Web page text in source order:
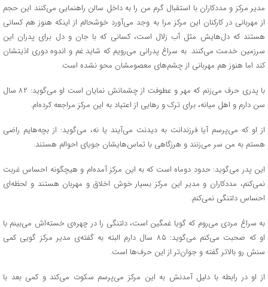
مدیر مرکز و مددکاران با استقبال گرم من را به داخل سالن راهنمایی می‌کنند این حجم
از مهربانی در کارکنان این مرکز مرا به وجد می‌آورد خوشحالم از اینکه هنوز هم کسانی
هستند که دل‌هایش مثل آب زلال است، کسانی که با جان و دل برای پدران این
سرزمین خدمت می‌کنند. به سراغ پدرانی می‌رویم که شاید غم و اندوه دوری اذیتشان
کند اما هنوز هم مهربانی از چشم‌های معصومشان محو نشده است.
با پدری حرف می‌زنم که مهر و عطوفت از چشمانش نمایان است او می‌گوید: ۸۲ سال
سن دارم و اهل میانه، برای ترک و رهایی از اعتیاد به این مرکز مراجعه کرده‌ام.
از او که می‌پرسم آیا فرزندانت به دیدنت می‌آیند یا نه، می‌گوید: از بچه‌هایم راضی
هستم به من سر می‌زنند و هرزگاهی با تماس‌هایشان جویای احوالم هستند.
این پدر می‌گوید: حدود دوماه است که به این مرکز آمده‌ام و هیچگونه احساس غربت
نمی‌کنم، مددکاران و مدیر این مرکز بسیار خوش اخلاق و مهربان هستند و لحظه‌ای
احساس دلتنگی نمی‌کنم.
به سراغ مردی می‌روم که گویا غمگین است، دلتنگی را در چهره‌ی خسته‌اش می‌بینم با
او که صحبت می‌کنم می‌گوید: ۸۵ سال دارم البته به گفته‌ی مدیر مرکز گویی کمی
سنش رو بالاتر گفته و جوان‌تر از این حرف‌ها است.
از او در رابطه با دلیل آمدنش به این مرکز می‌پرسم سکوت می‌کند و کمی بعد با